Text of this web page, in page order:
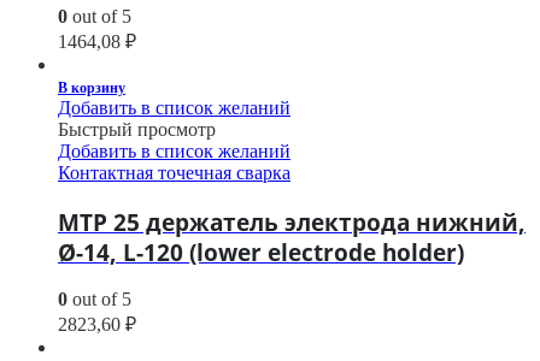
0 out of 5
1464,08 ₽
В корзину
Добавить в список желаний
Быстрый просмотр
Добавить в список желаний
Контактная точечная сварка
МТР 25 держатель электрода нижний,
Ø-14, L-120 (lower electrode holder)
0 out of 5
2823,60 ₽